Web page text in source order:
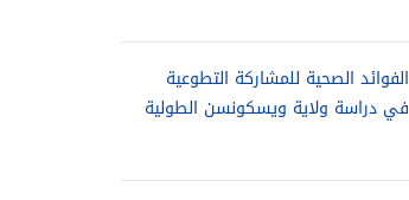
الفوائد الصحية للمشاركة التطوعية
في دراسة ولاية ويسكونسن الطولية